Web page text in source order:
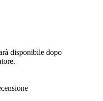
disponibile dopo